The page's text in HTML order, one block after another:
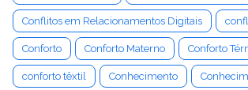
Conflitos em Relacionamentos Digitais
Conforto Conforto Materno Conforto
conforto têxtil Conhecimento